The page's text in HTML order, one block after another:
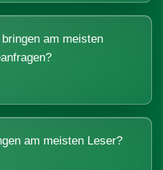
am meisten
am meisten Leser?